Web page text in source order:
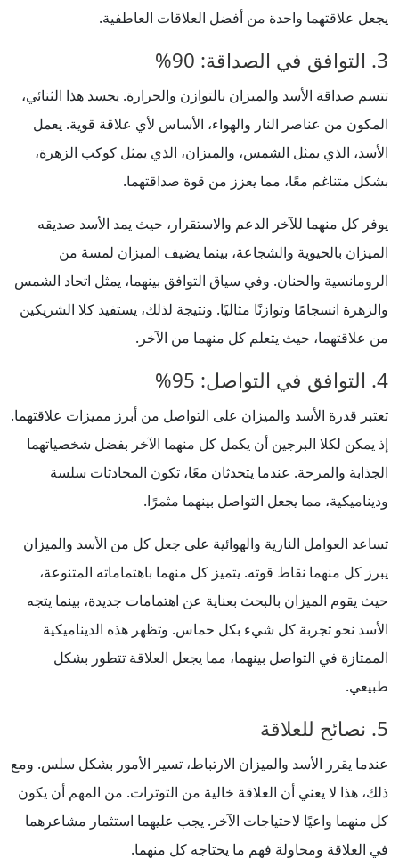
يجعل علاقتهما واحدة من أفضل العلاقات العاطفية.
3. التوافق في الصداقة: 90%
تتسم صداقة الأسد والميزان بالتوازن والحرارة. يجسد هذا الثنائي،
المكون من عناصر النار والهواء، الأساس لأي علاقة قوية. يعمل
الأسد، الذي يمثل الشمس، والميزان، الذي يمثل كوكب الزهرة،
بشكل متناغم معًا، مما يعزز من قوة صداقتهما.
يوفر كل منهما للآخر الدعم والاستقرار، حيث يمد الأسد صديقه
الميزان بالحيوية والشجاعة، بينما يضيف الميزان لمسة من
الرومانسية والحنان. وفي سياق التوافق بينهما، يمثل اتحاد الشمس
والزهرة انسجامًا وتوازنًا مثاليًا. ونتيجة لذلك، يستفيد كلا الشريكين
من علاقتهما، حيث يتعلم كل منهما من الآخر.
4. التوافق في التواصل: 95%
تعتبر قدرة الأسد والميزان على التواصل من أبرز مميزات علاقتهما.
إذ يمكن لكلا البرجين أن يكمل كل منهما الآخر بفضل شخصياتهما
الجذابة والمرحة. عندما يتحدثان معًا، تكون المحادثات سلسة
وديناميكية، مما يجعل التواصل بينهما مثمرًا.
تساعد العوامل النارية والهوائية على جعل كل من الأسد والميزان
يبرز كل منهما نقاط قوته. يتميز كل منهما باهتماماته المتنوعة،
حيث يقوم الميزان بالبحث بعناية عن اهتمامات جديدة، بينما يتجه
الأسد نحو تجربة كل شيء بكل حماس. وتظهر هذه الديناميكية
الممتازة في التواصل بينهما، مما يجعل العلاقة تتطور بشكل
طبيعي.
5. نصائح للعلاقة
عندما يقرر الأسد والميزان الارتباط، تسير الأمور بشكل سلس. ومع
ذلك، هذا لا يعني أن العلاقة خالية من التوترات. من المهم أن يكون
كل منهما واعيًا لاحتياجات الآخر. يجب عليهما استثمار مشاعرهما
في العلاقة ومحاولة فهم ما يحتاجه كل منهما.